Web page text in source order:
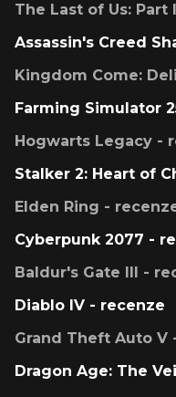
The Last of Us: Part
Assassin's Creed
Kingdom Come:
Farming Simulator
Hogwarts Legacy -
Stalker 2: Heart of
Elden Ring -
Cyberpunk 2077 -
Baldur's Gate III -
Diablo IV - recenze
Grand Theft Auto V
Dragon Age: The